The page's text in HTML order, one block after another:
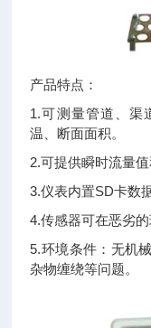
产品特点：
1.可测量管道、渠
温、断面面积。
2.可提供瞬时流量值
3.仪表内置SD卡数
4.传感器可在恶劣
5.环境条件：无机
杂物缠绕等问题。